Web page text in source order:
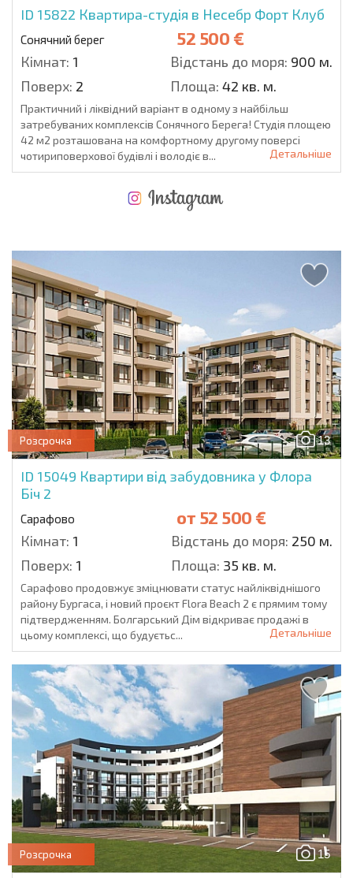
ID 15822 Квартира-студія в Несебр Форт Клуб
Сонячний берег 52 500 €
Кімнат: 1 Відстань до моря: 900 м.
Поверх: 2 Площа: 42 кв. м.
Практичний і ліквідний варіант в одному з найбільш
затребуваних комплексів Сонячного Берега! Студія площею
42 м2 розташована на комфортному другому поверсі
чотириповерхової будівлі і володіє в...
Детальніше
13
Розсрочка
ID 15049 Квартири від забудовника у Флора
Біч 2
Сарафово от 52 500 €
Кімнат: 1 Відстань до моря: 250 м.
Поверх: 1 Площа: 35 кв. м.
Сарафово продовжує зміцнювати статус найліквіднішого
району Бургаса, і новий проєкт Flora Beach 2 є прямим тому
підтвердженням. Болгарський Дім відкриває продажі в
цьому комплексі, що будуєтьс...
Детальніше
15
Розсрочка